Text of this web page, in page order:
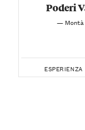
Poderi
—